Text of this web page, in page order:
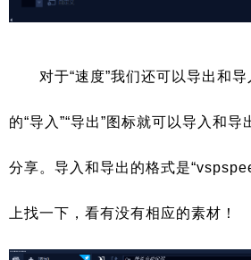
对于“速度”我们还可以导出和
的“导入”“导出”图标就可以导入和
分享。导入和导出的格式是
上找一下，看有没有相应的素材！